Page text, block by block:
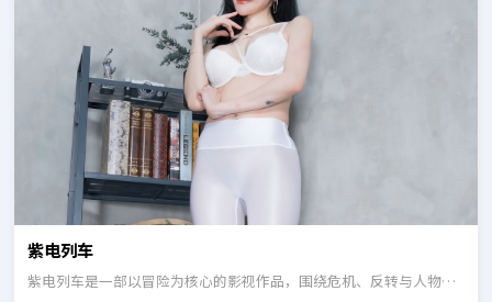
紫电列车
紫电列车是一部以冒险为核心的影视作品，围绕危机、反转与人物成